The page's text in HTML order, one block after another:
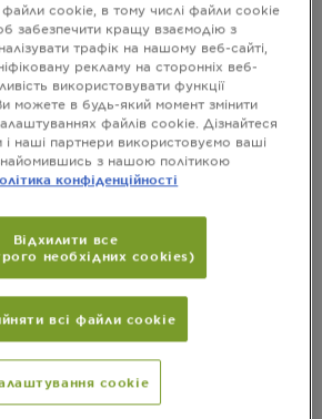
ВОДА ПЮР АКТИВ ІЗ
КИСЛОТОЮ
cookie, в тому числі файли cookie
забезпечити кращу взаємодію з
трафік на нашому веб-сайті,
рекламу на сторонніх веб-
використовувати функції
можете в будь-який момент змінити
файлів cookie. Дізнайтеся
наші партнери використовуємо ваші
з нашою політикою
конфіденційності
Відхилити все
необхідних cookies)
всі файли сookie
cookie